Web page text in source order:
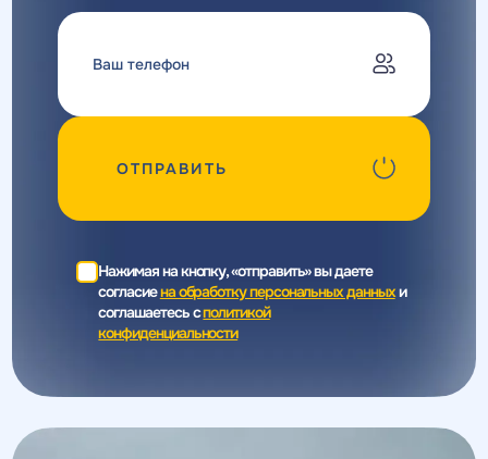
ОТПРАВИТЬ
Нажимая на кнопку, «отправить» вы даете
согласиена обработку персональных данныхи
соглашаетесь cполитикой
конфиденциальности